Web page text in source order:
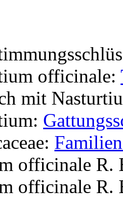
officinale:
mit
officinale R.
officinale R.